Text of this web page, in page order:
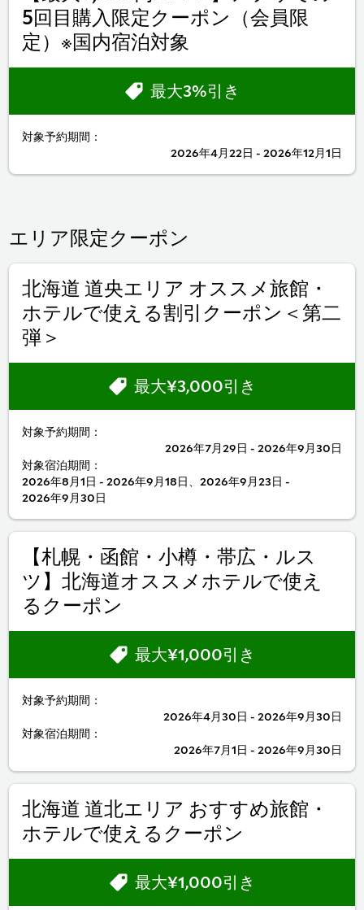
対象予約期間：
2026年4月22日 - 2026年12月1日
最大3%引き
5回目購入限定クーポン（会員限
定）※国内宿泊対象
エリア限定クーポン
対象予約期間：
2026年7月29日 - 2026年9月30日
対象宿泊期間：
2026年8月1日 - 2026年9月18日、2026年9月23日 -
2026年9月30日
最大¥3,000引き
北海道 道央エリア オススメ旅館・
ホテルで使える割引クーポン＜第二
弾＞
対象予約期間：
2026年4月30日 - 2026年9月30日
対象宿泊期間：
2026年7月1日 - 2026年9月30日
最大¥1,000引き
【札幌・函館・小樽・帯広・ルス
ツ】北海道オススメホテルで使え
るクーポン
最大¥1,000引き
北海道 道北エリア おすすめ旅館・
ホテルで使えるクーポン